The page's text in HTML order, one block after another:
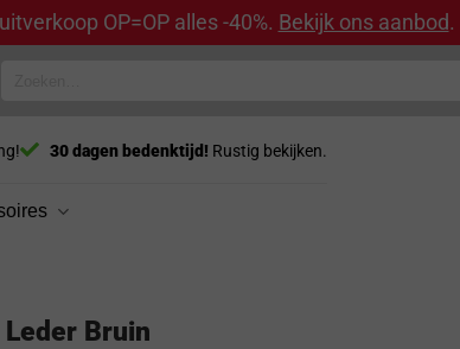
OP=OP alles -40%. Bekijk ons aanbod.
30 dagen bedenktijd! Rustig bekijken.
Bruin